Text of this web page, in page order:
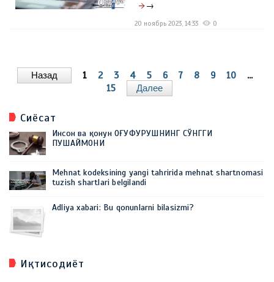
→
20 ноябрь 2023, 14:33 0
Назад 1 2 3 4 5 6 7 8 9 10
...
15
Далее
Сиёсат
Инсон ва қонун ОҒУФУРУШНИНГ СЎНГГИ
ПУШАЙМОНИ
Mehnat kodeksining yangi tahririda mehnat shartnomasi
tuzish shartlari belgilandi
Adliya xabari: Bu qonunlarni bilasizmi?
Иқтисодиёт